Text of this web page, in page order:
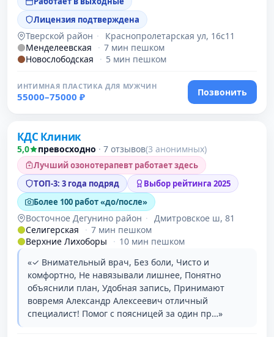
Лицензия подтверждена
Тверской район ·
Краснопролетарская ул, 16с11
Менделеевская
· 7 мин пешком
Новослободская
· 5 мин пешком
ИНТИМНАЯ ПЛАСТИКА ДЛЯ МУЖЧИН
55000–75000 ₽
Позвонить
Проверено
КДС Клиник
5,0 превосходно · 7 отзывов(3 анонимных)
Лучший озонотерапевт работает здесь
ТОП-3: 3 года подряд
Выбор рейтинга 2025
Более 100 работ «до/после»
Восточное Дегунино район · Дмитровское ш, 81
Селигерская
· 7 мин пешком
Верхние Лихоборы
· 10 мин пешком
«✓ Внимательный врач, Без боли, Чисто и
комфортно, Не навязывали лишнее, Понятно
объяснили план, Удобная запись, Принимают
вовремя Александр Алексеевич отличный
специалист! Помог с поясницей за один пр…»